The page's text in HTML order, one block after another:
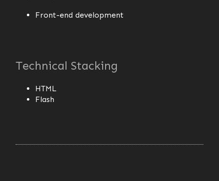
Front-end development
Technical Stacking
HTML
Flash